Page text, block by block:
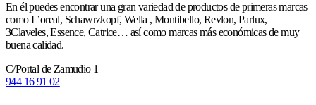
En él puedes encontrar una gran variedad de productos de primeras marcas
como L’oreal, Schawrzkopf, Wella , Montibello, Revlon, Parlux,
3Claveles, Essence, Catrice… así como marcas más económicas de muy
buena calidad.
C/Portal de Zamudio 1
944 16 91 02